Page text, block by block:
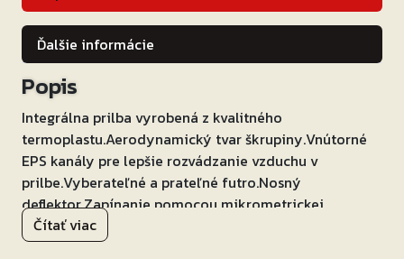
Ďalšie informácie
Popis
Integrálna prilba vyrobená z kvalitného
termoplastu.Aerodynamický tvar škrupiny.Vnútorné
EPS kanály pre lepšie rozvádzanie vzduchu v
prilbe.Vyberateľné a prateľné futro.Nosný
deflektor.Zapínanie pomocou mikrometrickej
pracky.Plexi s ochranou proti poškrabaniu.Quick
release systém pre rýchlu výmenu plexi.Možnosť
Čítať viac